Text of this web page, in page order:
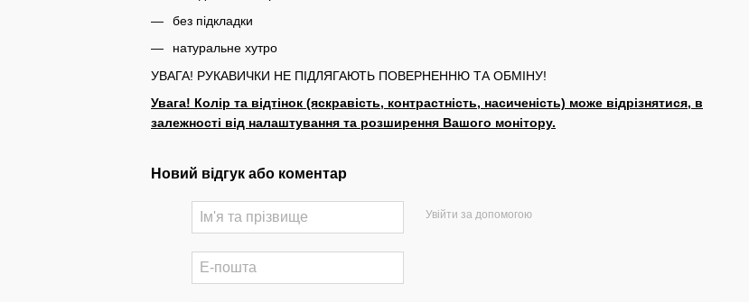
без підкладки
натуральне хутро
УВАГА! РУКАВИЧКИ НЕ ПІДЛЯГАЮТЬ ПОВЕРНЕННЮ ТА ОБМІНУ!
Увага! Колір та відтінок (яскравість, контрастність, насиченість) може відрізнятися, в
залежності від налаштування та розширення Вашого монітору.
Новий відгук або коментар
Увійти за допомогою